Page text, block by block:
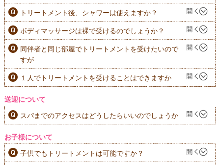
トリートメント後、シャワーは使えますか？
ボディマッサージは裸で受けるのでしょうか？
同伴者と同じ部屋でトリートメントを受けたいので
すが
１人でトリートメントを受けることはできますか
送迎について
スパまでのアクセスはどうしたらいいのでしょうか
お子様について
子供でもトリートメントは可能ですか？